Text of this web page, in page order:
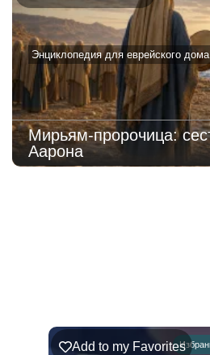
Энциклопедия для еврейского дома
Мирьям-пророчица:
Аарона
Шофтим
Add to my Favorites